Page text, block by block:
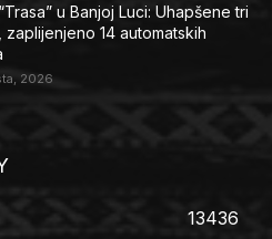
u Banjoj Luci: Uhapšene tri
zaplijenjeno 14 automatskih
2026
13436